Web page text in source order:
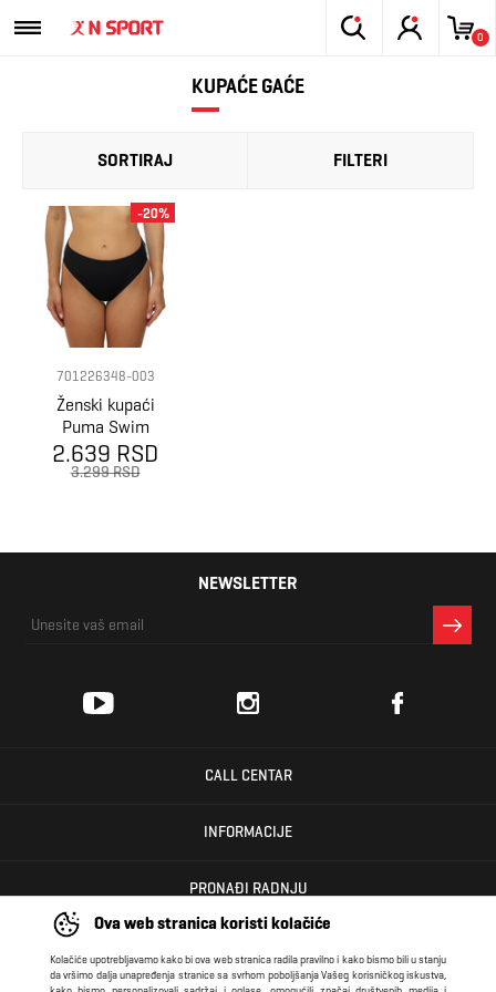
0
Ova web stranica koristi kolačiće
Kolačiće upotrebljavamo kako bi ova web stranica radila pravilno i kako bismo bili u stanju
da vršimo dalja unapređenja stranice sa svrhom poboljšanja Vašeg korisničkog iskustva,
KUPAĆE GAĆE
SORTIRAJ FILTERI
701226348-003
Ženski kupaći
Puma Swim
women high
waist brief 1p
2.639 RSD
3.299 RSD
-20%
NEWSLETTER
CALL CENTAR
INFORMACIJE
PRONAĐI RADNJU